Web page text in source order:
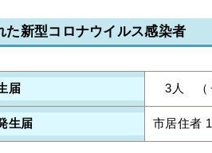
た新型コロナウイルス感染者
届 3人 （う
生届 市居住者